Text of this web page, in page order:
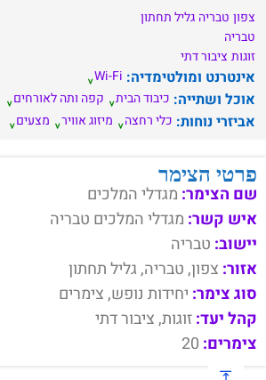
צפון טבריה גליל תחתון
טבריה
זוגות ציבור דתי
אינטרנט ומולטימדיה: Wi-Fi
אוכל ושתייה: כיבוד הבית קפה ותה לאורחים
אביזרי נוחות: כלי רחצה מיזוג אוויר מצעים
פרטי הצימר
שם הצימר: מגדלי המלכים
איש קשר: מגדלי המלכים טבריה
יישוב: טבריה
אזור: צפון, טבריה, גליל תחתון
סוג צימר: יחידות נופש, צימרים
קהל יעד:זוגות, ציבור דתי
צימרים: 20